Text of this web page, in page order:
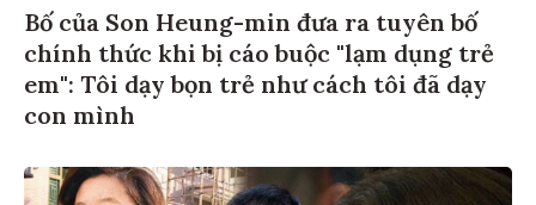
Bố của Son Heung-min đưa ra tuyên bố
chính thức khi bị cáo buộc "lạm dụng trẻ
em": Tôi dạy bọn trẻ như cách tôi đã dạy
con mình